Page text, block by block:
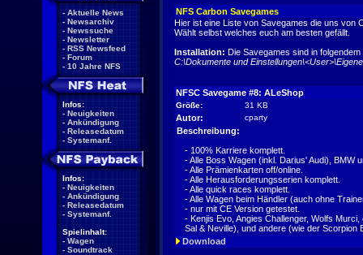
- Aktuelle News
- Newsarchiv
- Newssuche
- Newsletter
- RSS Newsfeed
- Forum
- 10 Jahre NFS
Infos:
- Neuigkeiten
- Ankündigung
- Releasedatum
- Systemanf.
Infos:
- Neuigkeiten
- Ankündigung
- Releasedatum
- Systemanf.
Spielinhalt:
- Wagen
- Soundtrack
NFS Carbon Savegames
Hier ist eine Liste von Savegames die uns von
Wählt selbst welches euch am besten gefällt.
Installation: Die Savegames sind in
C:\Dokumente und
NFSC Savegame #8: ALeShop
Größe: 31 KB
Autor: cparty
Beschreibung:
- 100% Karriere komplett.
- Alle Boss Wagen (inkl. Darius' Audi), BMW
- Alle Prämienkarten off/online.
- Alle Herausforderungsserien komplett.
- Alle quick races komplett.
- Alle Wagen beim Händler (auch ohne
- nur mit CE Version getestet.
- Kenjis Evo, Angies Challenger, Wolfs
Sal & Neville), und andere (wie der Scorpion
Download